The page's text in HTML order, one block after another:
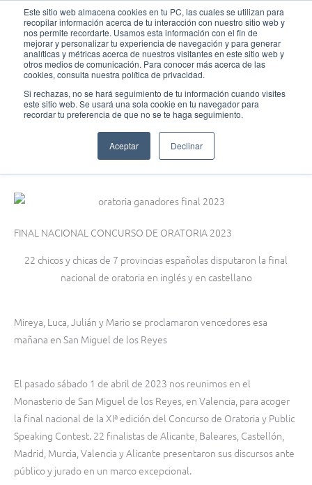
Este sitio web almacena cookies en tu PC, las cuales se utilizan para
recopilar información acerca de tu interacción con nuestro sitio web y
nos permite recordarte. Usamos esta información con el fin de
mejorar y personalizar tu experiencia de navegación y para generar
analíticas y métricas acerca de nuestros visitantes en este sitio web y
otros medios de comunicación. Para conocer más acerca de las
cookies, consulta nuestra política de privacidad.
Si rechazas, no se hará seguimiento de tu información cuando visites
este sitio web. Se usará una sola cookie en tu navegador para
recordar tu preferencia de que no se te haga seguimiento.
Aceptar Declinar
contenido
Fundación Actívate
Oratoria
FINAL NACIONAL CONCURSO DE ORATORIA 2023
22 chicos y chicas de 7 provincias españolas disputaron la final
nacional de oratoria en inglés y en castellano
Mireya, Luca, Julián y Mario se proclamaron vencedores esa
mañana en San Miguel de los Reyes
El pasado sábado 1 de abril de 2023 nos reunimos en el
Monasterio de San Miguel de los Reyes, en Valencia, para acoger
la final nacional de la XIª edición del Concurso de Oratoria y Public
Speaking Contest. 22 finalistas de Alicante, Baleares, Castellón,
Madrid, Murcia, Valencia y Alicante presentaron sus discursos ante
público y jurado en un marco excepcional.